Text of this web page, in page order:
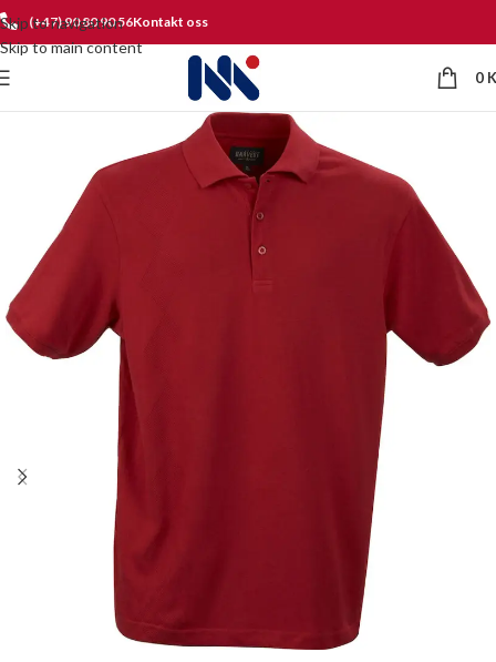
Skip to navigation
Skip to main content
(+47) 90 80 90 56Kontakt oss
0